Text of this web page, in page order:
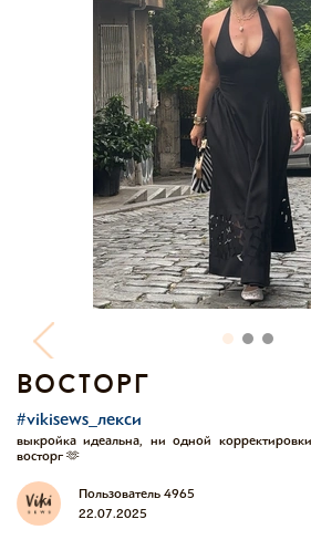
восторг
#vikisews_лекси
выкройка идеальна, ни одной
восторг 🫶
Пользователь 4965
22.07.2025